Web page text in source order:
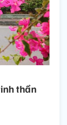
thần